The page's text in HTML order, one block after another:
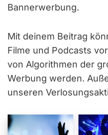
Bannerwerbung.
Mit deinem Beitrag
Filme und Podcasts
von Algorithmen der
Werbung werden.
unseren